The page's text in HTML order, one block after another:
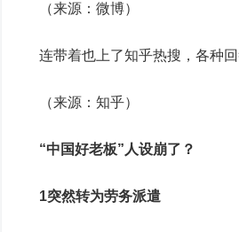
（来源：微博）
连带着也上了知乎热搜，各种回
（来源：知乎）
“中国好老板”人设崩了？
1突然转为劳务派遣